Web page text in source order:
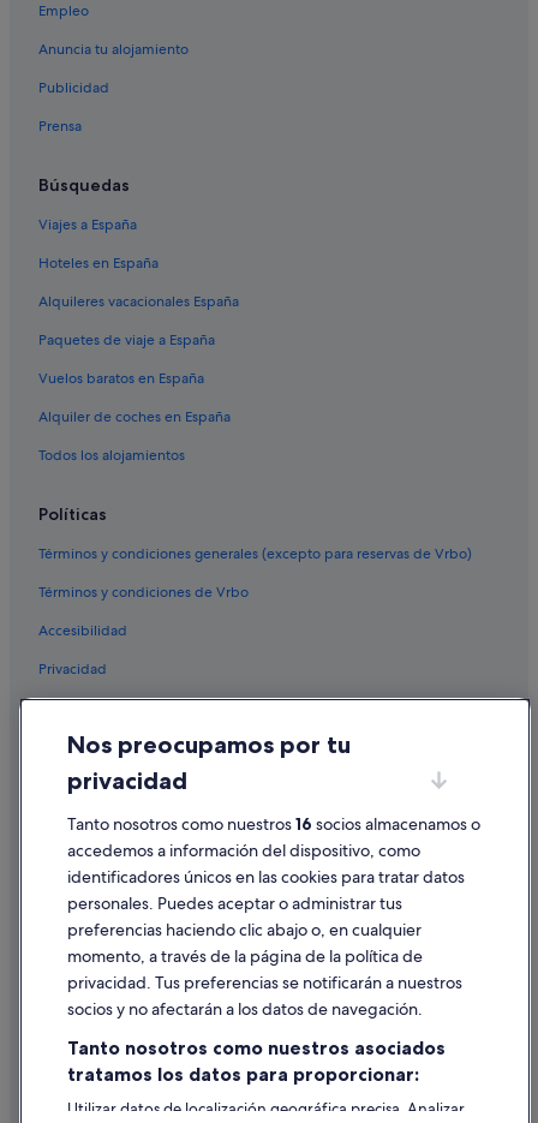
Hoteles con spa en Guardamar del Segura
Hoteles con spa en Rojales
Hoteles con piscina en Rojales
Hoteles cerca de Campo de golf La Marquesa
Casas privadas de vacaciones en Daya Vieja
Pensiones en Quesada
Hoteles para familias en Rojales
Hoteles de aventura en Rojales
Campings de caravanas en Quesada
Casas rurales en Formentera del Segura
Pensiones en Guardamar del Segura
Formentera del Segura hoteles
Hoteles de 4 estrellas en Benijófar
Casas de huéspedes en Daya Vieja
Rojales hoteles
Condominios en Rojales
Chalets en Rojales
Casas privadas de vacaciones en Formentera del Segura
Independent hoteles en Rojales
Apartamentos en Guardamar del Segura
Hoteles baratos en Rojales
Posadas en Rojales
Casas rurales en Guardamar del Segura
Casas de campo en Rojales
Hoteles en la playa en Quesada
Villas en Quesada
Empleo
Anuncia tu alojamiento
Publicidad
Prensa
Búsquedas
Viajes a España
Hoteles en España
Alquileres vacacionales España
Paquetes de viaje a España
Vuelos baratos en España
Alquiler de coches en España
Todos los alojamientos
Políticas
Términos y condiciones generales (excepto para reservas de Vrbo)
Términos y condiciones de Vrbo
Accesibilidad
Privacidad
Condiciones de uso
Información legal/contacto
Pautas sobre el contenido y cómo denunciar contenido
Ayuda
Cancelar un vuelo
Cancelar una reserva de hotel o de un alquiler vacacional
Plazos de reembolso
Utilizar un cupón de Expedia
Documentos para viajes internacionales
Nos preocupamos por tu
privacidad
Tanto nosotros como nuestros16 socios almacenamos o
accedemos a información del dispositivo, como
identificadores únicos en las cookies para tratar datos
personales. Puedes aceptar o administrar tus
preferencias haciendo clic abajo o, en cualquier
momento, a través de la página de la política de
privacidad. Tus preferencias se notificarán a nuestros
socios y no afectarán a los datos de navegación.
Tanto nosotros como nuestros asociados
tratamos los datos para proporcionar:
Utilizar datos de localización geográfica precisa. Analizar